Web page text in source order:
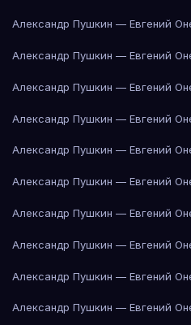
Александр Пушкин — Евгений
Александр Пушкин — Евгений
Александр Пушкин — Евгений
Александр Пушкин — Евгений
Александр Пушкин — Евгений
Александр Пушкин — Евгений
Александр Пушкин — Евгений
Александр Пушкин — Евгений
Александр Пушкин — Евгений
Александр Пушкин — Евгений